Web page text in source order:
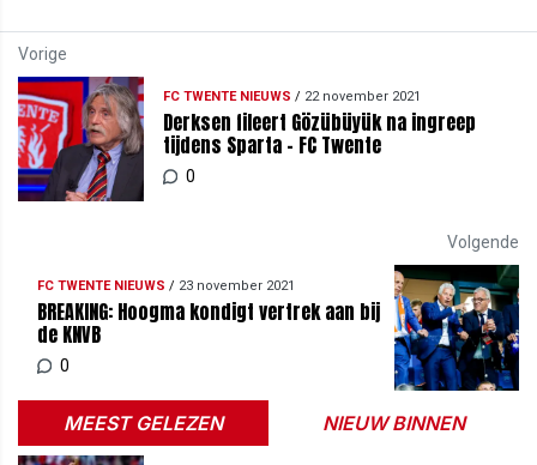
Vorige
FC TWENTE NIEUWS / 22 november 2021
Derksen fileert Gözübüyük na ingreep
tijdens Sparta - FC Twente
0
Volgende
FC TWENTE NIEUWS / 23 november 2021
BREAKING: Hoogma kondigt vertrek aan bij
de KNVB
0
MEEST GELEZEN NIEUW BINNEN